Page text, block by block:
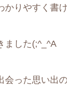
かりやすく書
ました(;^_^A
った思い出